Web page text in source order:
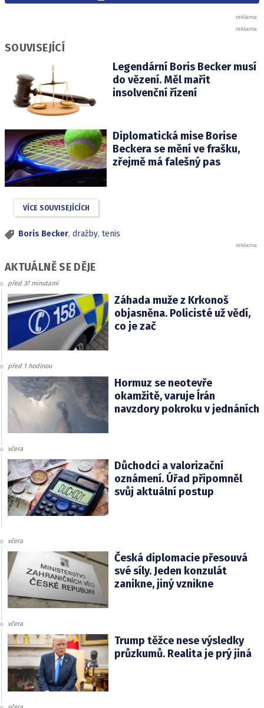
SOUVISEJÍCÍ
Legendární Boris Becker musí
do vězení. Měl mařit
insolvenční řízení
Diplomatická mise Borise
Beckera se mění ve frašku,
zřejmě má falešný pas
VÍCE SOUVISEJÍCÍCH
Boris Becker, dražby, tenis
AKTUÁLNĚ SE DĚJE
před 37 minutami
Záhada muže z Krkonoš
objasněna. Policisté už vědí,
co je zač
před 1 hodinou
Hormuz se neotevře
okamžitě, varuje Írán
navzdory pokroku v jednáních
včera
Důchodci a valorizační
oznámení. Úřad připomněl
svůj aktuální postup
včera
Česká diplomacie přesouvá
své síly. Jeden konzulát
zanikne, jiný vznikne
včera
Trump těžce nese výsledky
průzkumů. Realita je prý jiná